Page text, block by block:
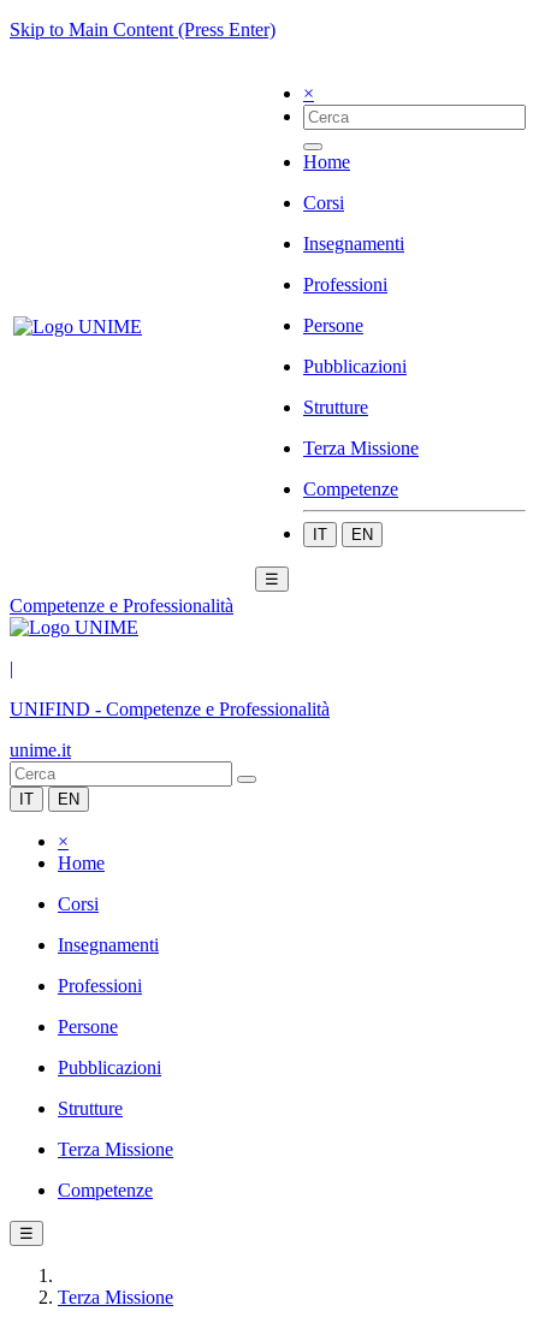
Skip to Main Content (Press Enter)
×
Home
Corsi
Insegnamenti
Professioni
Persone
Pubblicazioni
Strutture
Terza Missione
Competenze
IT EN
☰
Competenze e Professionalità
|
UNIFIND - Competenze e Professionalità
unime.it
IT EN
×
Home
Corsi
Insegnamenti
Professioni
Persone
Pubblicazioni
Strutture
Terza Missione
Competenze
☰
Terza Missione